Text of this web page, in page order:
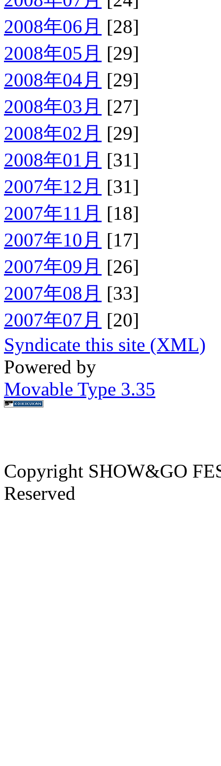
2008年06月 [28]
2008年05月 [29]
2008年04月 [29]
2008年03月 [27]
2008年02月 [29]
2008年01月 [31]
2007年12月 [31]
2007年11月 [18]
2007年10月 [17]
2007年09月 [26]
2007年08月 [33]
2007年07月 [20]
Syndicate this site (XML)
Powered by
Movable Type 3.35
Copyright SHOW&GO
Reserved